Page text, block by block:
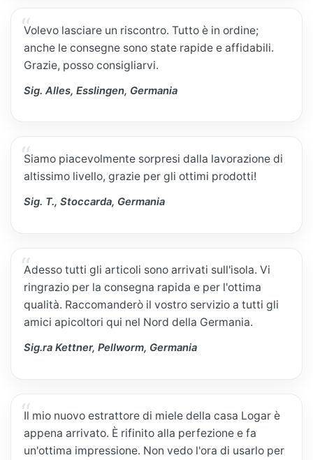
Volevo lasciare un riscontro. Tutto è in ordine;
anche le consegne sono state rapide e affidabili.
Grazie, posso consigliarvi.
Sig. Alles, Esslingen, Germania
Siamo piacevolmente sorpresi dalla lavorazione di
altissimo livello, grazie per gli ottimi prodotti!
Sig. T., Stoccarda, Germania
Adesso tutti gli articoli sono arrivati sull'isola. Vi
ringrazio per la consegna rapida e per l'ottima
qualità. Raccomanderò il vostro servizio a tutti gli
amici apicoltori qui nel Nord della Germania.
Sig.ra Kettner, Pellworm, Germania
Il mio nuovo estrattore di miele della casa Logar è
appena arrivato. È rifinito alla perfezione e fa
un'ottima impressione. Non vedo l'ora di usarlo per